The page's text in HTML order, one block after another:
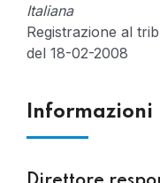
Italiana
Registrazione al
del 18-02-2008
Informazioni